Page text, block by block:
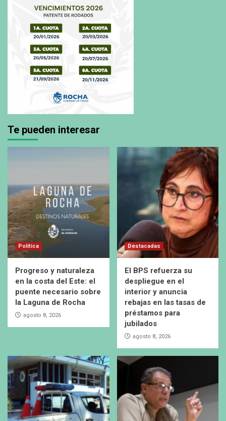
Te pueden interesar
Política
Progreso y naturaleza
en la costa del Este: el
puente necesario sobre
la Laguna de Rocha
agosto 8, 2026
Destacadas
El BPS refuerza su
despliegue en el
interior y anuncia
rebajas en las tasas de
préstamos para
jubilados
agosto 8, 2026